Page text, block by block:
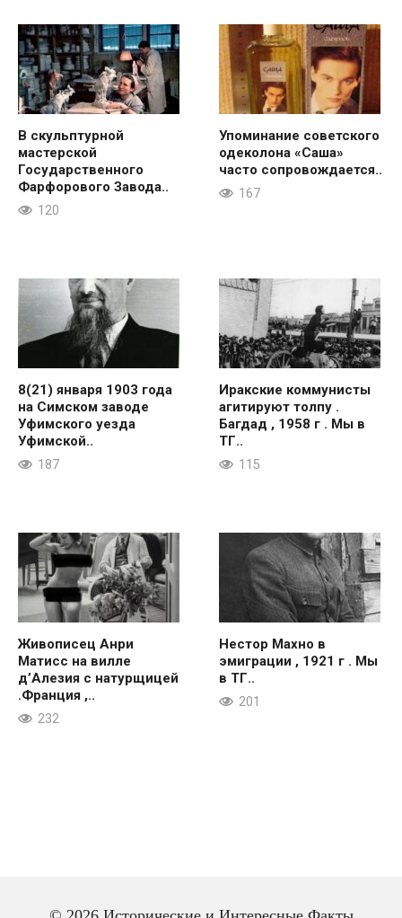
В скульптурной
мастерской
Государственного
Фарфорового Завода..
120
Упоминание советского
одеколона «Саша»
часто сопровождается..
167
8(21) января 1903 года
на Симском заводе
Уфимского уезда
Уфимской..
187
Иракские коммунисты
агитируют толпу .
Багдад , 1958 г . Мы в
ТГ..
115
Живописец Анри
Матисс на вилле
д’Алезия с натурщицей
.Франция ,..
232
Нестор Махно в
эмиграции , 1921 г . Мы
в ТГ..
201